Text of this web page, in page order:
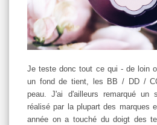
Je teste donc tout ce qui - de loin
un fond de tient, les BB / DD /
peau. J'ai d'ailleurs remarqué un
réalisé par la plupart des marques
année on a touché du doigt des